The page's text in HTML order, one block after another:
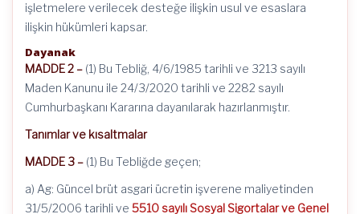
işletmelere verilecek desteğe ilişkin usul ve esaslara
ilişkin hükümleri kapsar.
Dayanak
MADDE 2 – (1) Bu Tebliğ, 4/6/1985 tarihli ve 3213 sayılı
Maden Kanunu ile 24/3/2020 tarihli ve 2282 sayılı
Cumhurbaşkanı Kararına dayanılarak hazırlanmıştır.
Tanımlar ve kısaltmalar
MADDE 3 – (1) Bu Tebliğde geçen;
a) Ag: Güncel brüt asgari ücretin işverene maliyetinden
31/5/2006 tarihli ve 5510 sayılı Sosyal Sigortalar ve Genel